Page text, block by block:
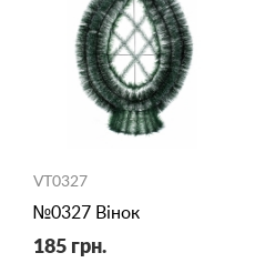
VT0327
№0327 Вінок
185 грн.